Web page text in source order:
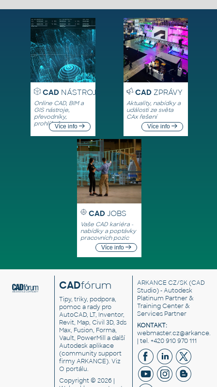
CADNÁSTROJE
Online CAD, BIM a
GIS nástroje,
převodníky,
prohlížečeVíce info
CADZPRÁVY
Aktuality, nabídky a
události ze světa
CAx řešení
Více info
CAD JOBS
Vaše CAD kariéra -
nabídky a poptávky
pracovních pozic
Více info
CADfórum
Tipy, triky, podpora,
pomoc a rady pro
AutoCAD, LT, Inventor,
Revit, Map, Civil 3D, 3ds
Max, Fusion, Forma,
Vault, PowerMill a další
Autodesk aplikace
(community support
firmy ARKANCE). Viz
O portálu.
Copyright © 2026 |
ARKANCE CZ/SK(CAD
Studio) - Autodesk
Platinum Partner &
Training Center &
Services Partner
KONTAKT:
| tel. +420 910 970 111